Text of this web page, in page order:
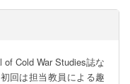
Cold War Studies誌な
回は担当教員による趣